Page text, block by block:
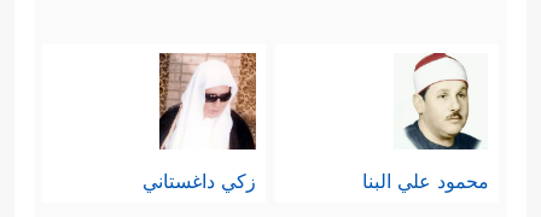
محمود علي البنا زكي داغستاني